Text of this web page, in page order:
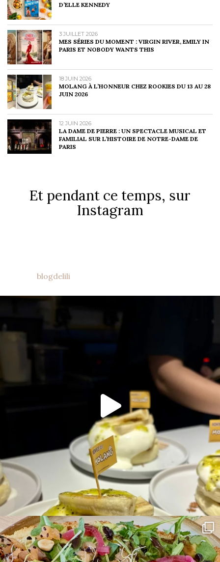
D’ELLE KENNEDY
3 JUILLET 2026
MES SÉRIES DU MOMENT : VIRGIN RIVER, EMILY IN
PARIS ET NOBODY WANTS THIS
18 JUIN 2026
MOLANG À L’HONNEUR CHEZ ROOKIES DU 13 AU 28
JUIN 2026
12 JUIN 2026
LA DAME DE PIERRE : UN SPECTACLE MUSICAL ET
FAMILIAL SUR L’HISTOIRE DE NOTRE-DAME DE
PARIS
Et pendant ce temps, sur
Instagram
blogdelili